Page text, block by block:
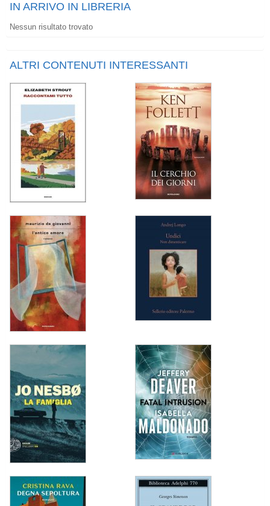
IN ARRIVO IN LIBRERIA
Nessun risultato trovato
ALTRI CONTENUTI INTERESSANTI